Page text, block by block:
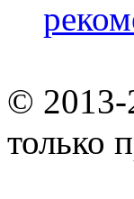
© 2013-
только